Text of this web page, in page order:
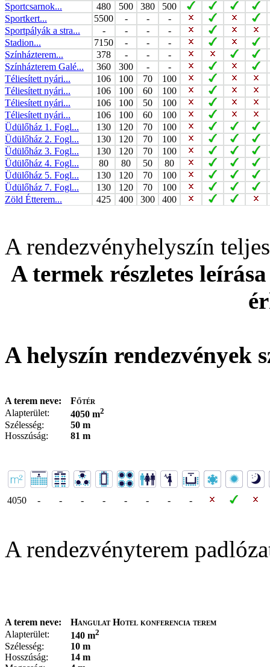
Sportcsarnok...
480 500 380
500
Sportkert...
5500 - -
-
Sportpályák a stra...
- - -
-
Stadion...
7150 - -
-
Színházterem...
378 - -
-
Színházterem Galé...
360 300 -
-
Téliesített nyári...
106 100 70
100
Téliesített nyári...
106 100 60
100
Téliesített nyári...
106 100 50
100
Téliesített nyári...
106 100 60
100
Üdülőház 1. Fogl...
130 120 70
100
Üdülőház 2. Fogl...
130 120 70
100
Üdülőház 3. Fogl...
130 120 70
100
Üdülőház 4. Fogl...
80 80 50
80
Üdülőház 5. Fogl...
130 120 70
100
Üdülőház 7. Fogl...
130 120 70
100
Zöld Étterem...
425 400 300 400
A rendezvényhelyszín
A termek részletes
A helyszín rendezvények
A terem neve:
Főtér
Alapterület:
4050 m2
Szélesség:
50 m
Hosszúság:
81 m
4050 - - - - - - - -
A rendezvényterem
A terem neve:
Hangulat Hotel konferencia terem
Alapterület:
140 m2
Szélesség:
10 m
Hosszúság:
14 m